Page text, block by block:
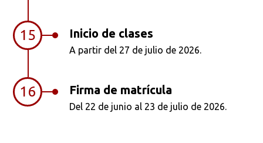
15 Inicio de clases
A partir del 27 de julio de 2026.
16 Firma de matrícula
Del 22 de junio al 23 de julio de 2026.